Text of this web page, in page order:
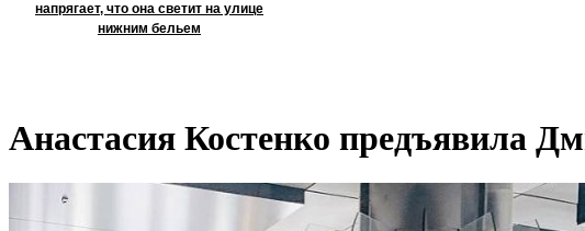
напрягает, что она светит на улице
нижним бельем
Анастасия Костенко предъявила